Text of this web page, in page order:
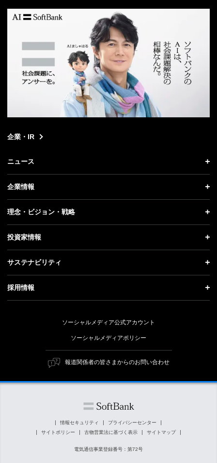
企業・IR
ニュース
ニュース トップ
プレスリリース
更新情報
記者説明会
企業情報
企業情報 トップ
社長メッセージ
事業紹介
ガバナンス
理念・ビジョン・戦略
理念・ビジョン・戦略 トップ
成長戦略「Activate AI for Society」
人材戦略
投資家情報
投資家情報 トップ
経営方針
個人投資家の皆さまへ
株式と社債について
サステナビリティ
サステナビリティ トップ
トップメッセージ
ESG方針・体制
マテリアリティ（重要課題）
ESGの主な取り組み
外部評価・イニシアチブ
採用情報
障がい者採用
ソーシャルメディア公式アカウント
ソーシャルメディアポリシー
報道関係者の皆さまからのお問い合わせ
情報セキュリティ
プライバシーセンター
サイトポリシー
古物営業法に基づく表示 サイトマップ
電気通信事業登録番号：第72号